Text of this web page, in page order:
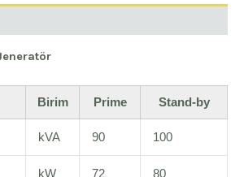
Birim Prime Stand-by
kVA 90 100
kW 72 80